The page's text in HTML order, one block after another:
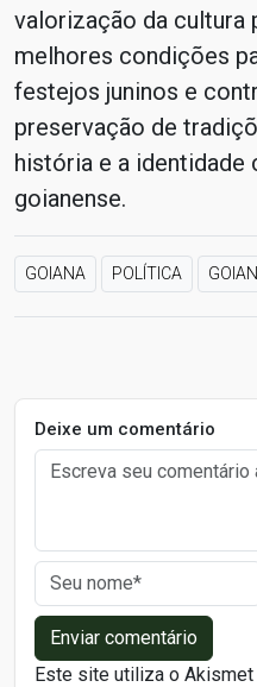
valorização da cultura
melhores condições
festejos juninos e
preservação de
história e a identidade
goianense.
GOIANA POLÍTICA
Deixe um comentário
Enviar comentário
Este site utiliza o Akismet